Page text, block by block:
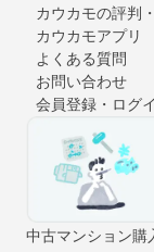
カウカモの評判
カウカモアプリ
よくある質問
お問い合わせ
会員登録・ログ
中古マンション購